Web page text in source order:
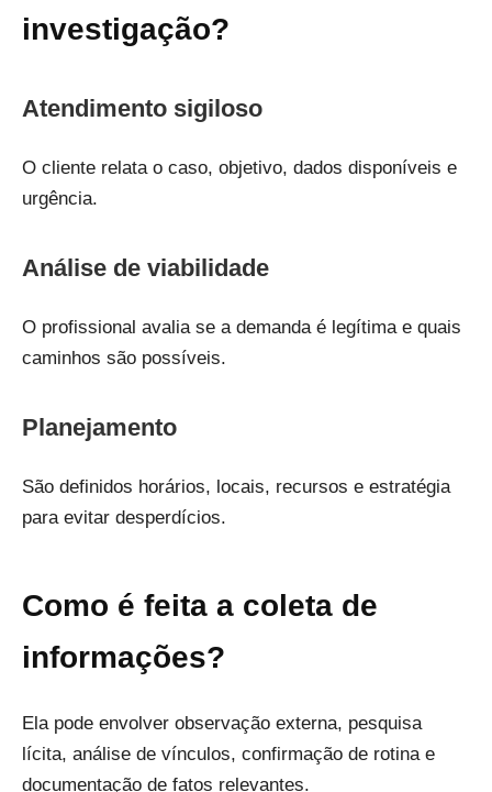
investigação?
Atendimento sigiloso
O cliente relata o caso, objetivo, dados disponíveis e
urgência.
Análise de viabilidade
O profissional avalia se a demanda é legítima e quais
caminhos são possíveis.
Planejamento
São definidos horários, locais, recursos e estratégia
para evitar desperdícios.
Como é feita a coleta de
informações?
Ela pode envolver observação externa, pesquisa
lícita, análise de vínculos, confirmação de rotina e
documentação de fatos relevantes.